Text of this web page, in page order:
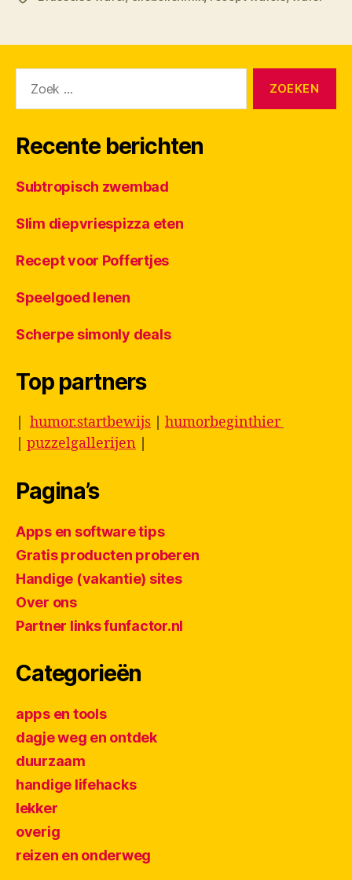
naar:
Recente berichten
Subtropisch zwembad
Slim diepvriespizza eten
Recept voor Poffertjes
Speelgoed lenen
Scherpe simonly deals
Top partners
| humor.startbewijs | humorbeginthier
| puzzelgallerijen |
Pagina’s
Apps en software tips
Gratis producten proberen
Handige (vakantie) sites
Over ons
Partner links funfactor.nl
Categorieën
apps en tools
dagje weg en ontdek
duurzaam
handige lifehacks
lekker
overig
reizen en onderweg